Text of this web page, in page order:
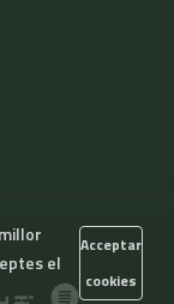
el
Acceptar
cookies